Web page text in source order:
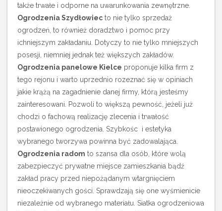
także trwałe i odporne na uwarunkowania zewnętrzne.
Ogrodzenia Szydłowiec to nie tylko sprzedaż
ogrodzeń, to również doradztwo i pomoc przy
ichniejszym zakładaniu. Dotyczy to nie tylko mniejszych
posesji, niemniej jednak też większych zakładów.
Ogrodzenia panelowe Kielce proponuje kilka firm z
tego rejonu i warto uprzednio rozeznać się w opiniach
jakie krążą na zagadnienie danej firmy, którą jesteśmy
zainteresowani. Pozwoli to większą pewność, jeżeli już
chodzi o fachową realizację zlecenia i trwałość
postawionego ogrodzenia. Szybkośc i estetyka
wybranego tworzywa powinna być zadowalająca.
Ogrodzenia radom to szansa dla osób, które wolą
zabezpieczyć prywatne miejsce zamieszkania bądź
zakład pracy przed niepożądanym wtargnięciem
nieoczekiwanych gości. Sprawdzają się one wyśmienicie
niezależnie od wybranego materiału. Siatka ogrodzeniowa